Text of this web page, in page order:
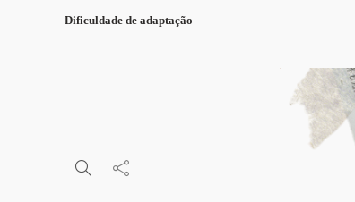
Dificuldade de adaptação